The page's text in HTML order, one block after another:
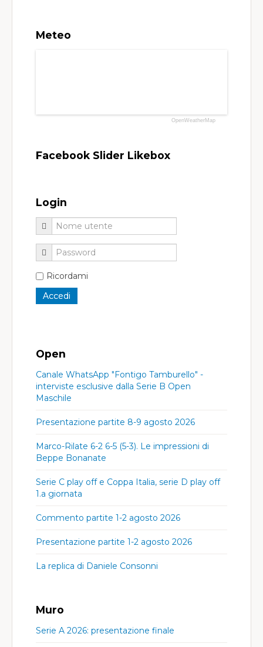
Meteo
OpenWeatherMap
Facebook Slider Likebox
Login
Ricordami
Open
Canale WhatsApp "Fontigo Tamburello" -
interviste esclusive dalla Serie B Open
Maschile
Presentazione partite 8-9 agosto 2026
Marco-Rilate 6-2 6-5 (5-3). Le impressioni di
Beppe Bonanate
Serie C play off e Coppa Italia, serie D play off
1.a giornata
Commento partite 1-2 agosto 2026
Presentazione partite 1-2 agosto 2026
La replica di Daniele Consonni
Muro
Serie A 2026: presentazione finale